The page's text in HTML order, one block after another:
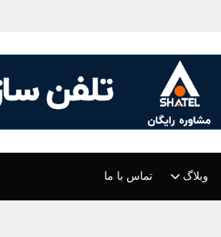
وبلاگ تماس با ما